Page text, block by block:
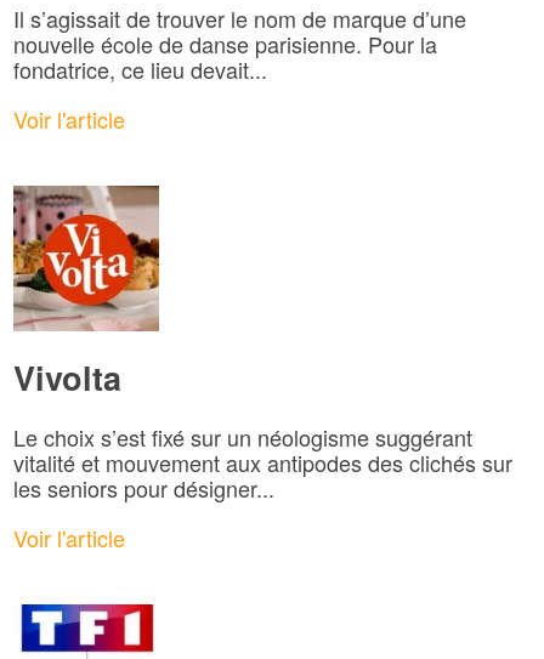
Il s’agissait de trouver le nom de marque d’une
nouvelle école de danse parisienne. Pour la
fondatrice, ce lieu devait...
Voir l'article
Vivolta
Le choix s’est fixé sur un néologisme suggérant
vitalité et mouvement aux antipodes des clichés sur
les seniors pour désigner...
Voir l'article